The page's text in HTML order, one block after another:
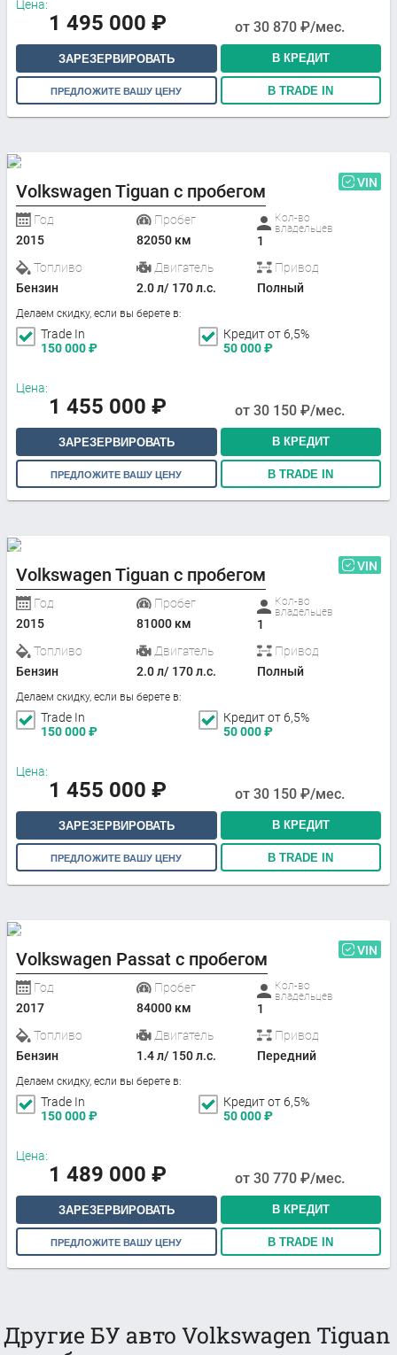
Цена:
1 495 000 ₽ от 30 870 ₽/мес.
ЗАРЕЗЕРВИРОВАТЬ В КРЕДИТ
ПРЕДЛОЖИТЕ ВАШУ ЦЕНУ В TRADE IN
Volkswagen Tiguan с пробегом VIN
Год
2015
Пробег
82050 км
Кол-во
владельцев
1
Топливо
Бензин
Двигатель
2.0 л/ 170 л.с.
Привод
Полный
Делаем скидку, если вы берете в:
Trade In
150 000₽
Кредит от 6,5%
50 000₽
Цена:
1 455 000 ₽ от 30 150 ₽/мес.
ЗАРЕЗЕРВИРОВАТЬ В КРЕДИТ
ПРЕДЛОЖИТЕ ВАШУ ЦЕНУ В TRADE IN
Volkswagen Tiguan с пробегом VIN
Год
2015
Пробег
81000 км
Кол-во
владельцев
1
Топливо
Бензин
Двигатель
2.0 л/ 170 л.с.
Привод
Полный
Делаем скидку, если вы берете в:
Trade In
150 000₽
Кредит от 6,5%
50 000₽
Цена:
1 455 000 ₽ от 30 150 ₽/мес.
ЗАРЕЗЕРВИРОВАТЬ В КРЕДИТ
ПРЕДЛОЖИТЕ ВАШУ ЦЕНУ В TRADE IN
Volkswagen Passat с пробегом VIN
Год
2017
Пробег
84000 км
Кол-во
владельцев
1
Топливо
Бензин
Двигатель
1.4 л/ 150 л.с.
Привод
Передний
Делаем скидку, если вы берете в:
Trade In
150 000₽
Кредит от 6,5%
50 000₽
Цена:
1 489 000 ₽ от 30 770 ₽/мес.
ЗАРЕЗЕРВИРОВАТЬ В КРЕДИТ
ПРЕДЛОЖИТЕ ВАШУ ЦЕНУ В TRADE IN
Другие БУ авто Volkswagen Tiguan